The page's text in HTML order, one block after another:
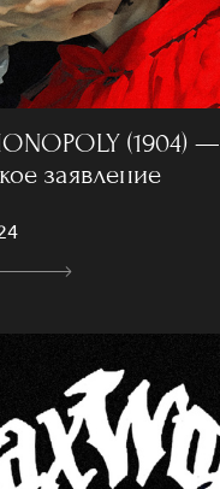
(1904) —
заявление